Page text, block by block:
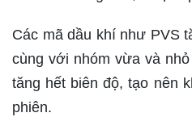
Các mã dầu khí như PVS
cùng với nhóm vừa và
tăng hết biên độ, tạo nên
phiên.